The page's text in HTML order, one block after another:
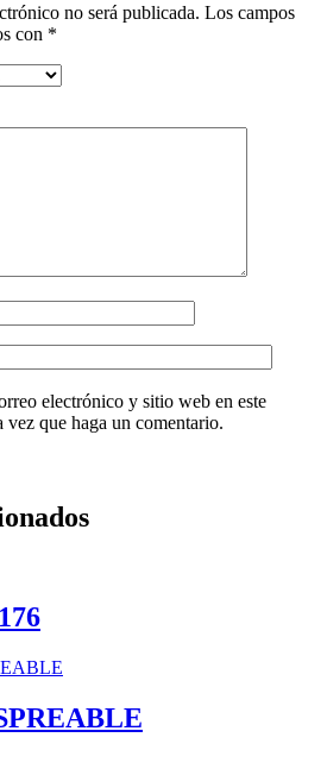
no será publicada. Los campos
con *
electrónico y sitio web en este
que haga un comentario.